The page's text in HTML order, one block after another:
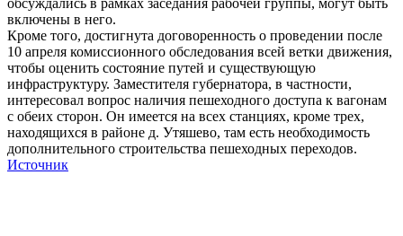
обсуждались в рамках заседания рабочей группы, могут быть
включены в него.
Кроме того, достигнута договоренность о проведении после
10 апреля комиссионного обследования всей ветки движения,
чтобы оценить состояние путей и существующую
инфраструктуру. Заместителя губернатора, в частности,
интересовал вопрос наличия пешеходного доступа к вагонам
с обеих сторон. Он имеется на всех станциях, кроме трех,
находящихся в районе д. Утяшево, там есть необходимость
дополнительного строительства пешеходных переходов.
Источник